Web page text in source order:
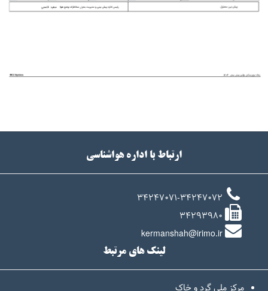
ارتباط با اداره هواشناسی
34247071-34247072
34293980
kermanshah@irimo.ir
لینک های مرتبط
مرکز ملی گرد و خاک